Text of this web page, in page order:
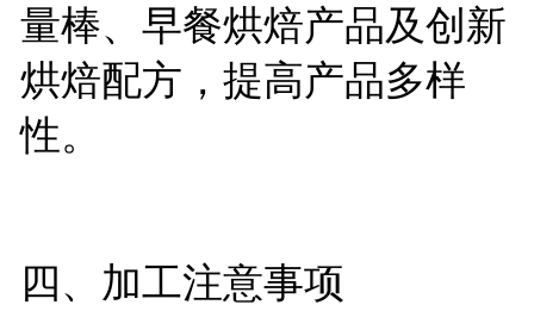
量棒、早餐烘焙产品及创新
烘焙配方，提高产品多样
性。
四、加工注意事项